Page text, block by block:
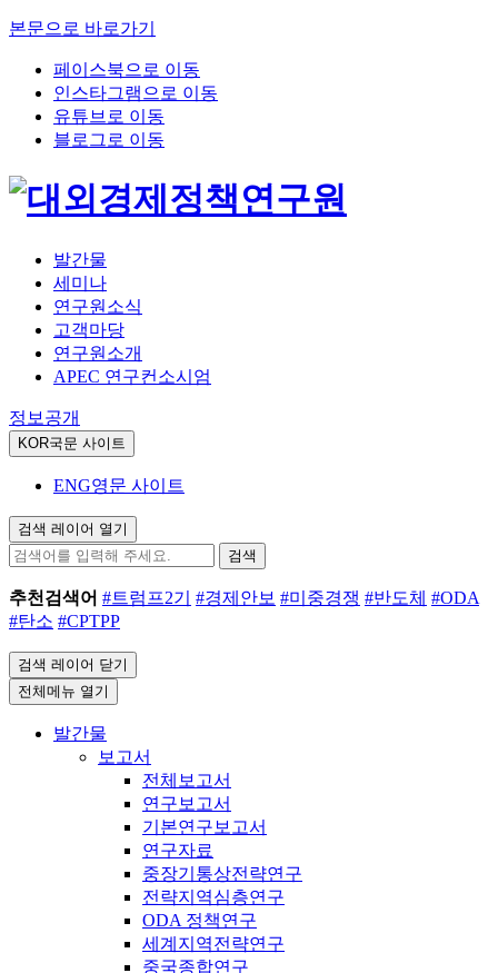
본문으로 바로가기
페이스북으로 이동
인스타그램으로 이동
유튜브로 이동
블로그로 이동
발간물
세미나
연구원소식
고객마당
연구원소개
APEC 연구컨소시엄
정보공개
KOR국문 사이트
ENG영문 사이트
검색 레이어 열기
검색
추천검색어 #트럼프2기 #경제안보 #미중경쟁 #반도체 #ODA
#탄소 #CPTPP
검색 레이어 닫기
전체메뉴 열기
발간물
보고서
전체보고서
연구보고서
기본연구보고서
연구자료
중장기통상전략연구
전략지역심층연구
ODA 정책연구
세계지역전략연구
중국종합연구